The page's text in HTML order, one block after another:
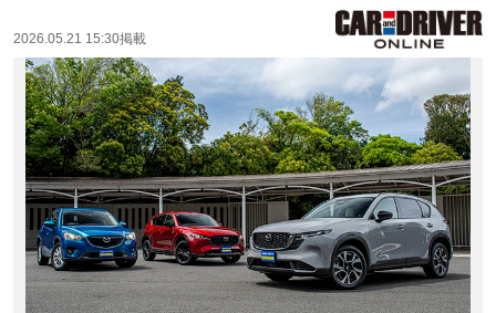
2026.05.21 15:30掲載